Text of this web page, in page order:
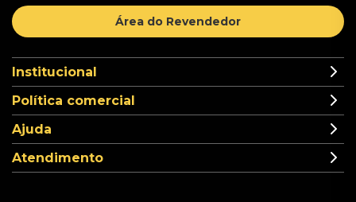
Área do Revendedor
Institucional
Política comercial
Ajuda
Atendimento